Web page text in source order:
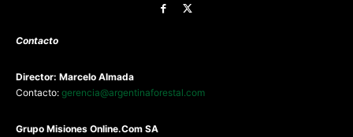
Contacto
Director: Marcelo Almada
Contacto: gerencia@argentinaforestal.com
Grupo Misiones Online.Com SA